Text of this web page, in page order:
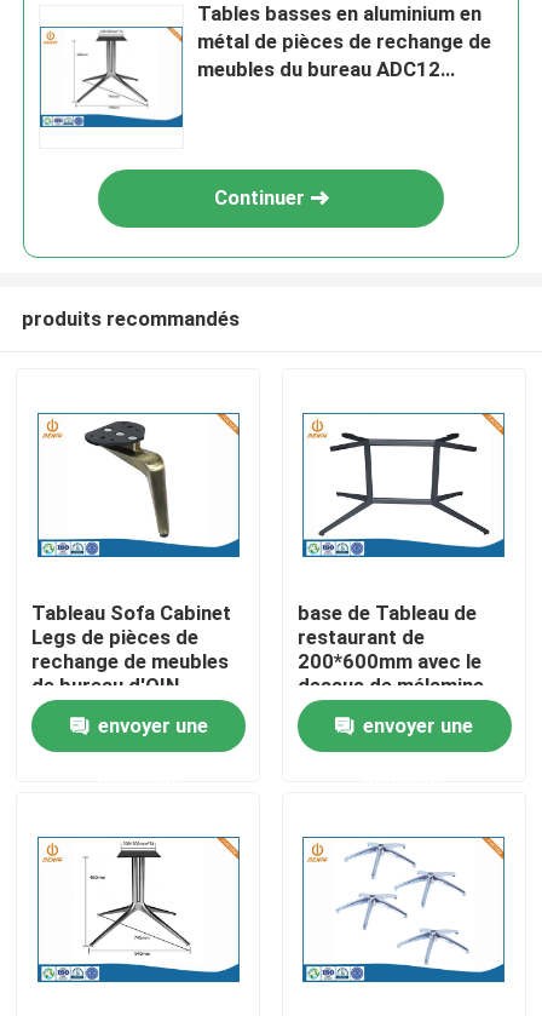
Aperçu
Produits
Visite d'usine
Contrôle de la qualité
Tables basses en aluminium en
métal de pièces de rechange de
meubles du bureau ADC12
Continuer
produits recommandés
Tableau Sofa Cabinet
Legs de pièces de
rechange de meubles
de bureau d'OIN
TS16949
envoyer une
base de Tableau de
restaurant de
200*600mm avec le
dessus de mélamine
de 1200*700mm
envoyer une